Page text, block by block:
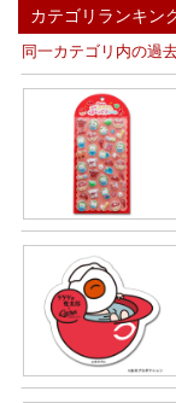
カテゴリランキン
同一カテゴリ内の過